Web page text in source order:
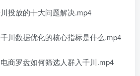
投放的十大问题解决.mp4
川数据优化的核心指标是什么.mp4
商罗盘如何筛选人群入千川.mp4